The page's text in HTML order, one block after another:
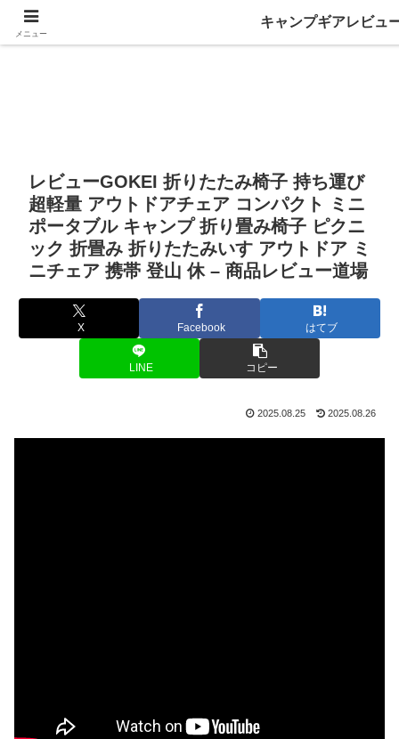
レビューGOKEI 折りたたみ椅子 持ち運び
超軽量 アウトドアチェア コンパクト ミニ
ポータブル キャンプ 折り畳み椅子 ピクニ
ック 折畳み 折りたたみいす アウトドア ミ
ニチェア 携帯 登山 休 – 商品レビュー道場
X Facebook はてブ
LINE コピー
2025.08.25 2025.08.26
メニュー
キャンプギアレビュ